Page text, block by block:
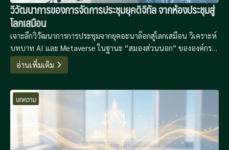
วิวัฒนาการของการจัดการประชุมยุคดิจิทัล จากห้องประชุมสู่
โลกเสมือน
เจาะลึกวิวัฒนาการการประชุมจากยุคอะนาล็อกสู่โลกเสมือน วิเคราะห์
บทบาท AI และ Metaverse ในฐานะ “สมองส่วนนอก” ขององค์กร
พร้อมข้อเสนอแนะเชิงกลยุทธ์เพื่อก้าวข้ามความเหนื่อยล้าทางดิจิทัล
และสร้างประสิทธิภาพการทำงานที่ไร้พรมแดน
อ่านเพิ่มเติม
บทความ